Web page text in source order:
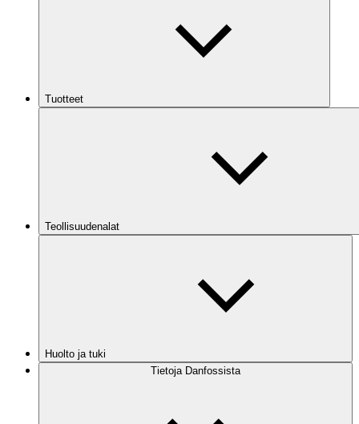
Tuotteet
Teollisuudenalat
Huolto ja tuki
Tietoja Danfossista